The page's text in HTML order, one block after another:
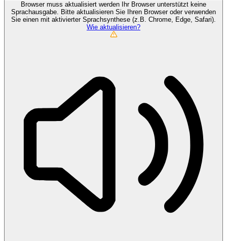
Browser muss aktualisiert werden
Ihr Browser unterstützt keine
Sprachausgabe. Bitte aktualisieren Sie Ihren Browser oder verwenden
Sie einen mit aktivierter Sprachsynthese (z.B. Chrome, Edge, Safari).
Wie aktualisieren?